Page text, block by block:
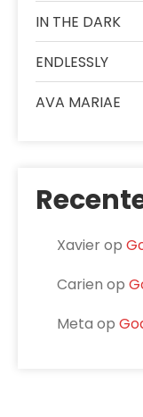
IN THE DARK
ENDLESSLY
AVA MARIAE
Xavierop
Carien op
Meta op